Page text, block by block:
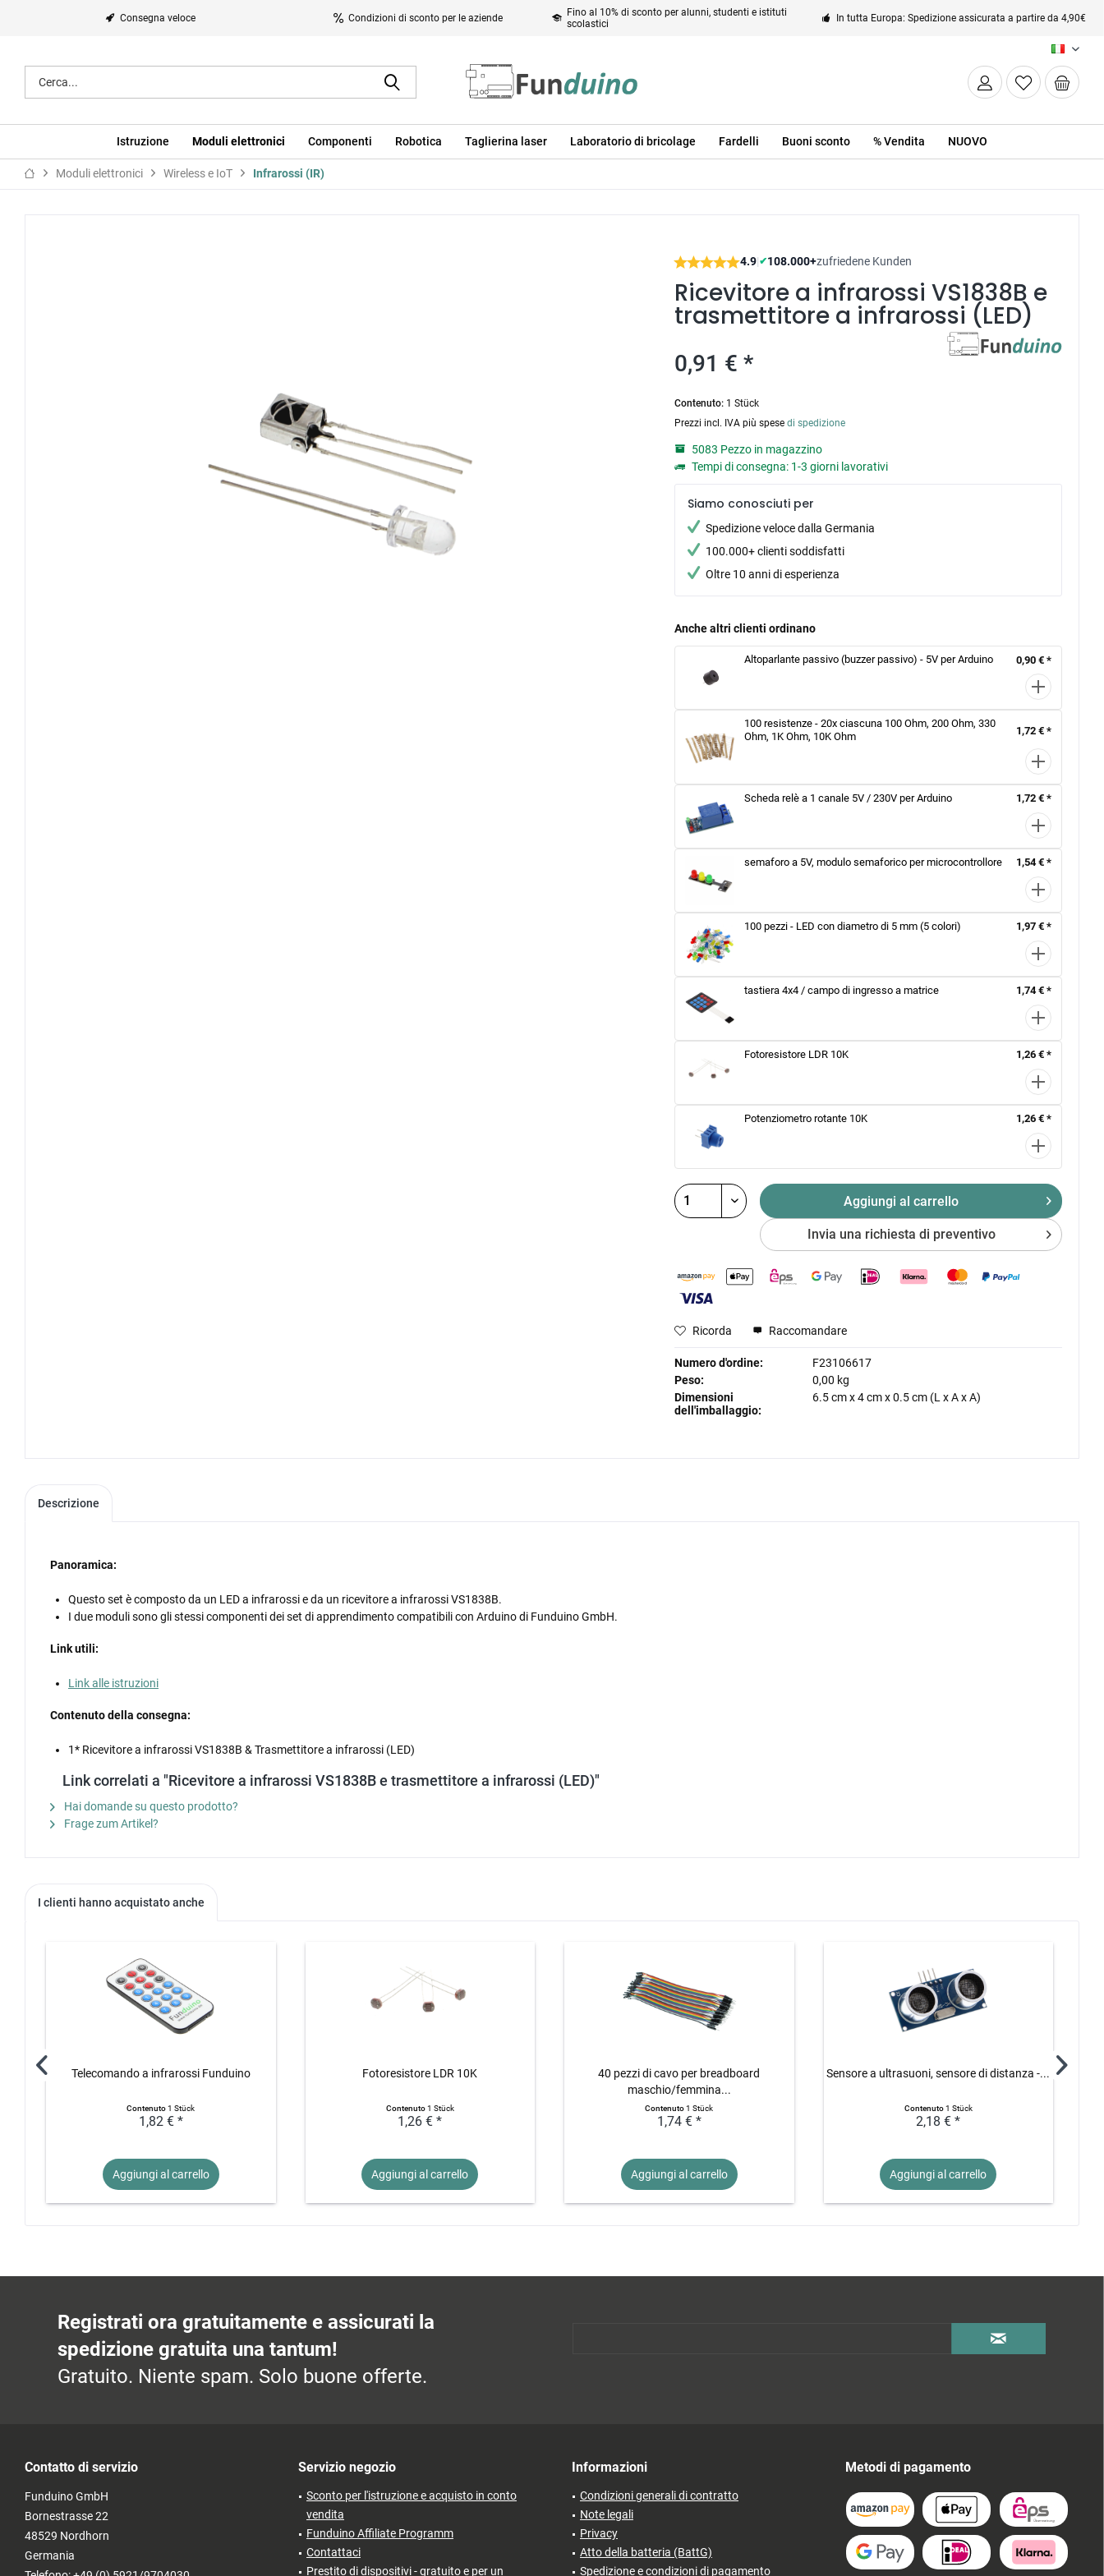
Consegna veloce Condizioni di sconto per le aziende
Fino al 10% di sconto per alunni, studenti e istituti
scolastici
In tutta Europa: Spedizione assicurata a partire da 4,90€
IT
Istruzione Moduli elettronici Componenti Robotica Taglierina laser Laboratorio di bricolage Fardelli Buoni sconto % Vendita NUOVO
Moduli elettronici Wireless e IoT Infrarossi (IR)
4.9|✔108.000+zufriedene Kunden
Ricevitore a infrarossi VS1838B e
trasmettitore a infrarossi (LED)
0,91 € *
Contenuto: 1 Stück
Prezzi incl. IVA più spesedi spedizione
5083 Pezzo in magazzino
Tempi di consegna: 1-3 giorni lavorativi
Siamo conosciuti per
Spedizione veloce dalla Germania
100.000+ clienti soddisfatti
Oltre 10 anni di esperienza
Anche altri clienti ordinano
Altoparlante passivo (buzzer passivo) - 5V per Arduino 0,90 € *
100 resistenze - 20x ciascuna 100 Ohm, 200 Ohm, 330
Ohm, 1K Ohm, 10K Ohm
1,72 € *
Scheda relè a 1 canale 5V / 230V per Arduino 1,72 € *
semaforo a 5V, modulo semaforico per microcontrollore 1,54 € *
100 pezzi - LED con diametro di 5 mm (5 colori) 1,97 € *
tastiera 4x4 / campo di ingresso a matrice 1,74 € *
Fotoresistore LDR 10K 1,26 € *
Potenziometro rotante 10K 1,26 € *
Aggiungi al carrello
Invia una richiesta di preventivo
Ricorda Raccomandare
Numero d'ordine:
F23106617
Peso:
0,00 kg
Dimensioni
dell'imballaggio:
6.5 cmx4 cmx0.5 cm (L x A x A)
Descrizione
Panoramica:
Questo set è composto da un LED a infrarossi e da un ricevitore a infrarossi VS1838B.
I due moduli sono gli stessi componenti dei set di apprendimento compatibili con Arduino di Funduino GmbH.
Link utili:
Link alle istruzioni
Contenuto della consegna:
1* Ricevitore a infrarossi VS1838B & Trasmettitore a infrarossi (LED)
Link correlati a "Ricevitore a infrarossi VS1838B e trasmettitore a infrarossi (LED)"
Hai domande su questo prodotto?
Frage zum Artikel?
I clienti hanno acquistato anche
Telecomando a infrarossi Funduino
Contenuto1 Stück
1,82 € *
Aggiungi al carrello
Fotoresistore LDR 10K
Contenuto1 Stück
1,26 € *
Aggiungi al carrello
40 pezzi di cavo per breadboard
maschio/femmina...
Contenuto1 Stück
1,74 € *
Aggiungi al carrello
Sensore a ultrasuoni, sensore di distanza -...
Contenuto1 Stück
2,18 € *
Aggiungi al carrello
Registrati ora gratuitamente e assicurati la
spedizione gratuita una tantum!
Gratuito. Niente spam. Solo buone offerte.
Contatto di servizio
Funduino GmbH
Bornestrasse 22
48529 Nordhorn
Germania
Servizio negozio
Sconto per l'istruzione e acquisto in conto
vendita
Funduino Affiliate Programm
Contattaci
Prestito di dispositivi - gratuito e per un
Informazioni
Condizioni generali di contratto
Note legali
Privacy
Atto della batteria (BattG)
Spedizione e condizioni di pagamento
Metodi di pagamento